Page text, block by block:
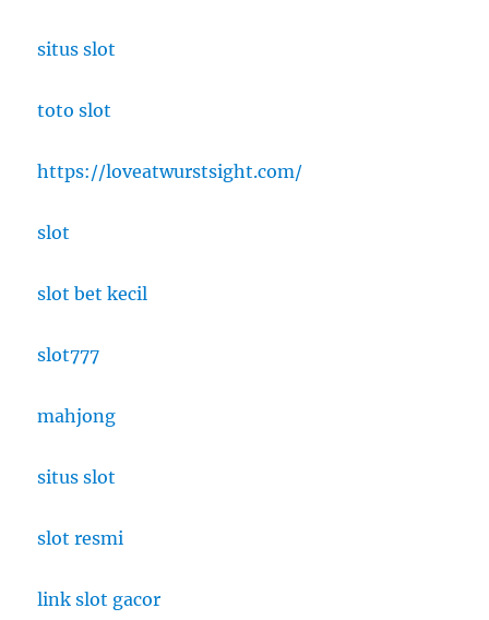
situs slot
toto slot
https://loveatwurstsight.com/
slot
slot bet kecil
slot777
mahjong
situs slot
slot resmi
link slot gacor